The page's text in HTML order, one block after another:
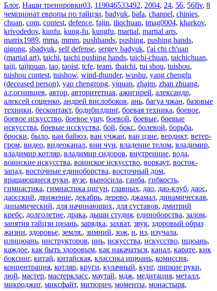
Блог, Наши тренировки03, 119046533492, 2004, 24, 56, 56flv, 8
чемпионат европы по тайцзи, badyuk, bafa, channel, chinies,
chuan, com, contest, defence, fajin, iliqchuan, imag0004, kharkov,
krivodedov, kunfu, kung-fu, kungfu, martial, martial arts,
matrix1989, mma, mmm, pushhands, pushing, pushing hands,
qigong, sbadyuk, self defense, sergey badyuk, t'ai chi ch'uan
(martial art), taichi, taichi pushing hands, taichi-chuan, taichichuan,
taiji, taijiquan, tao, taoist, tcfe, team, thaichi, tui shou, tuishou,
tuishou contest, tuishow, wind-thunder, wushu, yang chengfu
(deceased person), yao chengrong, yiquan, zhajm, zhan zhuang,
а.г.огнивцев, автор, авторитетная, ажигирей, александр,
алексей сощенко, андрей вислобоков, ань, багуа чжан, базовые
техники, бесконтакт, бодибилдинг, боевая техника, боевое,
боевое искусство, боевое ушу, боевой, боевые, боевые
искусства, боевые исскуства, бой, бокс, болевой, борьба,
броски, было, ван байюэ, ван учжан, ван цзие, вердикт, ветер-
гром, видео, видеоканал, вин чун, владение телом, владимир,
владимир котляр, владимир сидоров, внутренние, вода,
воинские искусства, воинское искусство, воркаут, восток-
запад, восточные единоборства, восточный дом,
вращающиеся руки, вузе, выносила, ганба, гибкость,
гимнастика, гимнастика цигун, главных, дао, дао-клуб, даос,
даосский, движение, декабрь, дерево, джамал, динамическая,
динамический, для начинающих, для суставов, дмитрий
кребс, долголетие, драка, дыши студия, единоборства, залом,
занятия тайцзи цюань, зарядка, захват, звук, здоровый образ
жизни, здоровье, земля., зимний, зож, и, из, изучала,
илицюань, инструкторов, инь, искусства, искусство, ицюань,
каждое, как быть здоровым, как накачаться, канал, карате, кик
боксинг, китай, китайская, классика ицюань, комиссия,
концентрация, котляр, круги, кулачный, кунг, липкие руки,
люй, мастер, мастеркласс, маутай, мдж, медитация, металл,
микроджиг, миксфайт, митюрич, моменты, монастыря,